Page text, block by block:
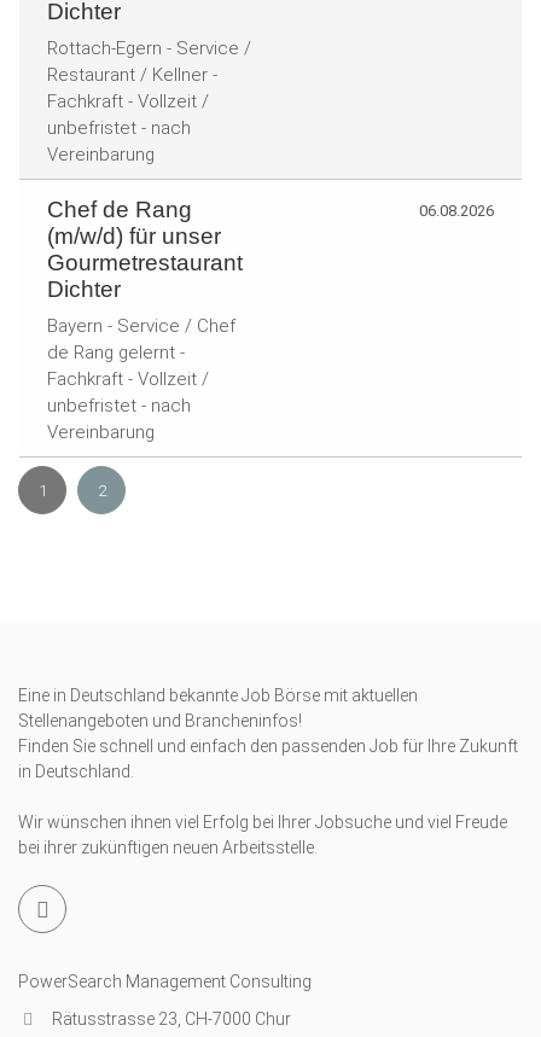
Dichter
Rottach-Egern - Service /
Restaurant / Kellner -
Fachkraft - Vollzeit /
unbefristet - nach
Vereinbarung
Chef de Rang
(m/w/d) für unser
Gourmetrestaurant
Dichter
Bayern - Service / Chef
de Rang gelernt -
Fachkraft - Vollzeit /
unbefristet - nach
Vereinbarung
06.08.2026
1 2
Eine in Deutschland bekannte Job Börse mit aktuellen
Stellenangeboten und Brancheninfos!
Finden Sie schnell und einfach den passenden Job für Ihre Zukunft
in Deutschland.
Wir wünschen ihnen viel Erfolg bei Ihrer Jobsuche und viel Freude
bei ihrer zukünftigen neuen Arbeitsstelle.
PowerSearch Management Consulting
Rätusstrasse 23, CH-7000 Chur